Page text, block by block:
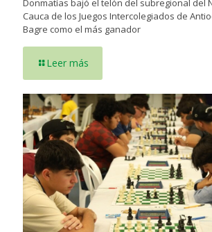
Donmatías bajó el telón del subregional del
Cauca de los Juegos Intercolegiados de
Bagre como el más ganador
Leer más